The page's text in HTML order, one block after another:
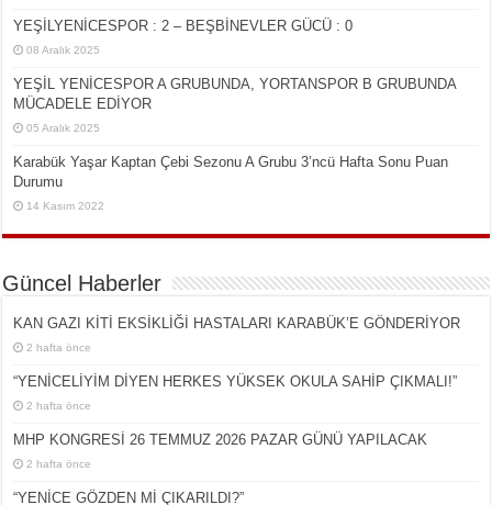
YEŞİLYENİCESPOR : 2 – BEŞBİNEVLER GÜCÜ : 0
08 Aralık 2025
YEŞİL YENİCESPOR A GRUBUNDA, YORTANSPOR B GRUBUNDA
MÜCADELE EDİYOR
05 Aralık 2025
Karabük Yaşar Kaptan Çebi Sezonu A Grubu 3’ncü Hafta Sonu Puan
Durumu
14 Kasım 2022
Güncel Haberler
KAN GAZI KİTİ EKSİKLİĞİ HASTALARI KARABÜK’E GÖNDERİYOR
2 hafta önce
“YENİCELİYİM DİYEN HERKES YÜKSEK OKULA SAHİP ÇIKMALI!”
2 hafta önce
MHP KONGRESİ 26 TEMMUZ 2026 PAZAR GÜNÜ YAPILACAK
2 hafta önce
“YENİCE GÖZDEN Mİ ÇIKARILDI?”